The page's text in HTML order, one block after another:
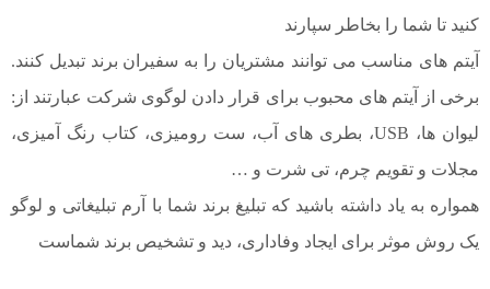
کنید تا شما را بخاطر سپارند
آیتم های مناسب می توانند مشتریان را به سفیران برند تبدیل کنند.
برخی از آیتم های محبوب برای قرار دادن لوگوی شرکت عبارتند از:
لیوان ها، USB، بطری های آب، ست رومیزی، کتاب رنگ آمیزی،
مجلات و تقویم چرم، تی شرت و …
همواره به یاد داشته باشید که تبلیغ برند شما با آرم تبلیغاتی و لوگو
یک روش موثر برای ایجاد وفاداری، دید و تشخیص برند شماست